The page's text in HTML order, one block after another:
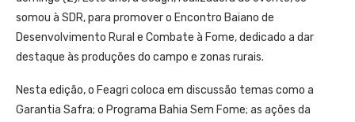
somou à SDR, para promover o Encontro Baiano de
Desenvolvimento Rural e Combate à Fome, dedicado a dar
destaque às produções do campo e zonas rurais.
Nesta edição, o Feagri coloca em discussão temas como a
Garantia Safra; o Programa Bahia Sem Fome; as ações da